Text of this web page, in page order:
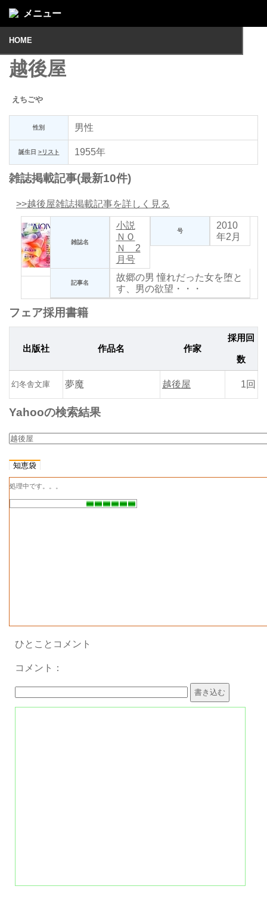
メニュー
HOME
越後屋
えちごや
性別 男性
誕生日 >リスト 1955年
雑誌掲載記事(最新10件)
>>越後屋雑誌掲載記事を詳しく見る
雑誌名
小説
ＮＯ
Ｎ 2
月号
号
2010
年2月
記事名
故郷の男 憧れだった女を堕と
す、男の欲望・・・
フェア採用書籍
出版社 作品名 作家
採用回
数
幻冬舎文庫 夢魔 越後屋 1回
Yahooの検索結果
知恵袋
処理中です。。。
ひとことコメント
コメント：